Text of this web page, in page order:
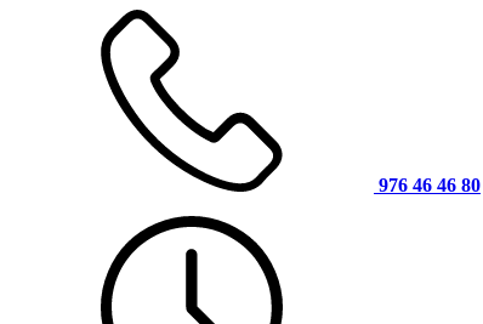
976 46 46 80